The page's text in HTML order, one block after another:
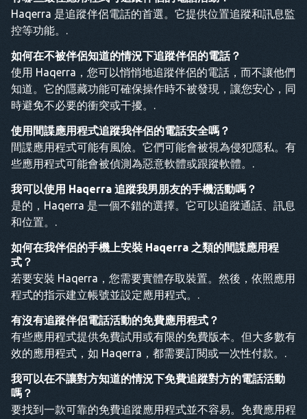
Haqerra 是追蹤伴侶電話的首選。它提供位置追蹤和訊息監
控等功能。.
如何在不被伴侶知道的情況下追蹤伴侶的電話？
使用 Haqerra，您可以悄悄地追蹤伴侶的電話，而不讓他們
知道。它的隱藏功能可確保操作時不被發現，讓您安心，同
時避免不必要的衝突或干擾。.
使用間諜應用程式追蹤我伴侶的電話安全嗎？
間諜應用程式可能有風險。它們可能會被視為侵犯隱私。有
些應用程式可能會被偵測為惡意軟體或跟蹤軟體。.
我可以使用 Haqerra 追蹤我男朋友的手機活動嗎？
是的，Haqerra 是一個不錯的選擇。它可以追蹤通話、訊息
和位置。.
如何在我伴侶的手機上安裝 Haqerra 之類的間諜應用程
式？
若要安裝 Haqerra，您需要實體存取裝置。然後，依照應用
程式的指示建立帳號並設定應用程式。.
有沒有追蹤伴侶電話活動的免費應用程式？
有些應用程式提供免費試用或有限的免費版本。但大多數有
效的應用程式，如 Haqerra，都需要訂閱或一次性付款。.
我可以在不讓對方知道的情況下免費追蹤對方的電話活動
嗎？
要找到一款可靠的免費追蹤應用程式並不容易。免費應用程